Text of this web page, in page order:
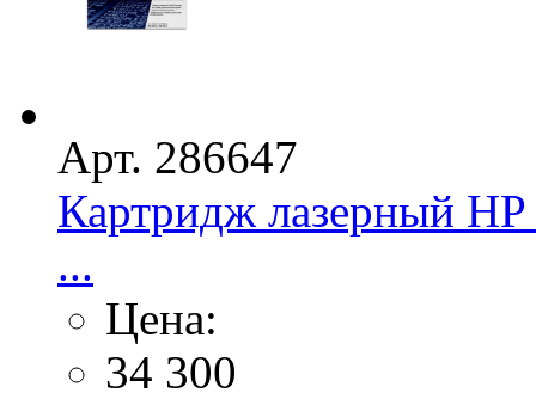
Арт. 286647
Картридж лазерный
...
Цена:
34 300